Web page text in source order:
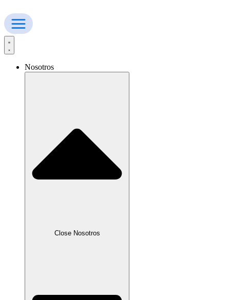
al
contenido
Nosotros
Close Nosotros